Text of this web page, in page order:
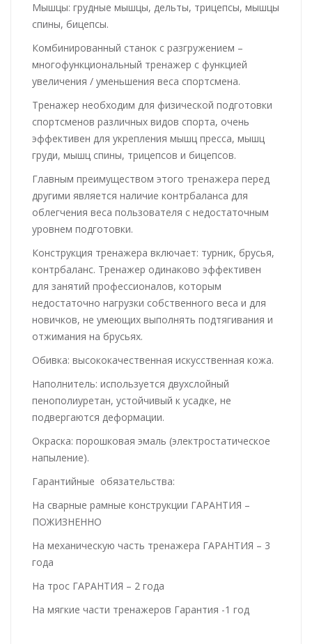
Мышцы: грудные мышцы, дельты, трицепсы, мышцы
спины, бицепсы.
Комбинированный станок с разгружением –
многофункциональный тренажер с функцией
увеличения / уменьшения веса спортсмена.
Тренажер необходим для физической подготовки
спортсменов различных видов спорта, очень
эффективен для укрепления мышц пресса, мышц
груди, мышц спины, трицепсов и бицепсов.
Главным преимуществом этого тренажера перед
другими является наличие контрбаланса для
облегчения веса пользователя с недостаточным
уровнем подготовки.
Конструкция тренажера включает: турник, брусья,
контрбаланс. Тренажер одинаково эффективен
для занятий профессионалов, которым
недостаточно нагрузки собственного веса и для
новичков, не умеющих выполнять подтягивания и
отжимания на брусьях.
Обивка: высококачественная искусственная кожа.
Наполнитель: используется двухслойный
пенополиуретан, устойчивый к усадке, не
подвергаются деформации.
Окраска: порошковая эмаль (электростатическое
напыление).
Гарантийные обязательства:
На сварные рамные конструкции ГАРАНТИЯ –
ПОЖИЗНЕННО
На механическую часть тренажера ГАРАНТИЯ – 3
года
На трос ГАРАНТИЯ – 2 года
На мягкие части тренажеров Гарантия -1 год